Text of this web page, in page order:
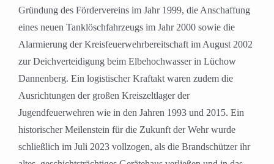
Gründung des Fördervereins im Jahr 1999, die Anschaffung
eines neuen Tanklöschfahrzeugs im Jahr 2000 sowie die
Alarmierung der Kreisfeuerwehrbereitschaft im August 2002
zur Deichverteidigung beim Elbehochwasser in Lüchow
Dannenberg. Ein logistischer Kraftakt waren zudem die
Ausrichtungen der großen Kreiszeltlager der
Jugendfeuerwehren wie in den Jahren 1993 und 2015. Ein
historischer Meilenstein für die Zukunft der Wehr wurde
schließlich im Juli 2023 vollzogen, als die Brandschützer ihr